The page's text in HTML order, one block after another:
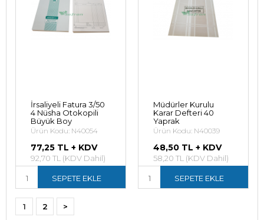
İrsaliyeli Fatura 3/50
4 Nüsha Otokopili
Büyük Boy
Ürün Kodu: N40054
77,25 TL + KDV
92,70 TL (KDV Dahil)
SEPETE EKLE
Müdürler Kurulu
Karar Defteri 40
Yaprak
Ürün Kodu: N40039
48,50 TL + KDV
58,20 TL (KDV Dahil)
SEPETE EKLE
1 2 >